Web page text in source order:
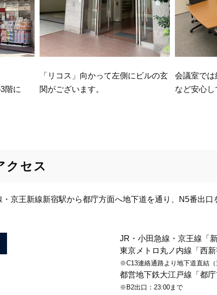
階に
「リコス」向かって左側にビルの玄
関がございます。
会議室で
など安心
クセス
京王新線新宿駅から都庁方面へ地下道を通り、N5番出口
JR・小田急線・京王線「
東京メトロ丸ノ内線「西
※C13連絡通路より地下道直結
都営地下鉄大江戸線「都
※B2出口：23:00まで